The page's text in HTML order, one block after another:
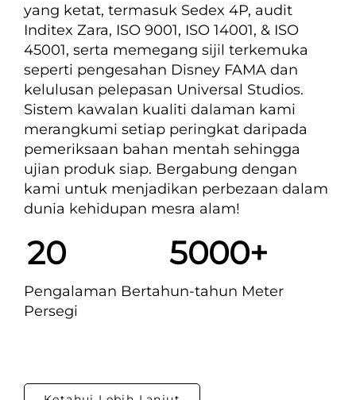
yang ketat, termasuk Sedex 4P, audit
Inditex Zara, ISO 9001, ISO 14001, & ISO
45001, serta memegang sijil terkemuka
seperti pengesahan Disney FAMA dan
kelulusan pelepasan Universal Studios.
Sistem kawalan kualiti dalaman kami
merangkumi setiap peringkat daripada
pemeriksaan bahan mentah sehingga
ujian produk siap. Bergabung dengan
kami untuk menjadikan perbezaan dalam
dunia kehidupan mesra alam!
20 5000+
Pengalaman Bertahun-tahun Meter
Persegi